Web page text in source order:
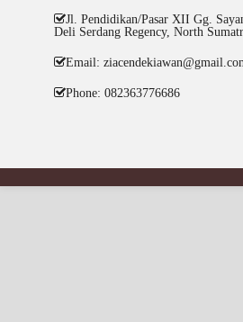
Jl. Pendidikan/Pasar XII Gg.
Deli Serdang Regency, North
Email:
Phone: 082363776686